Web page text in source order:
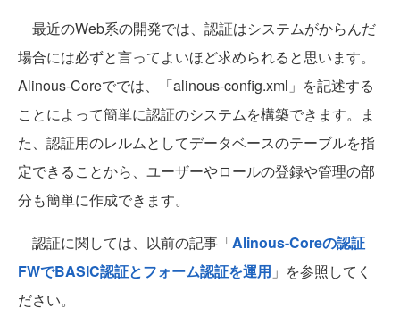
最近のWeb系の開発では、認証はシステムがからんだ
場合には必ずと言ってよいほど求められると思います。
Alinous-Coreででは、「alinous-config.xml」を記述する
ことによって簡単に認証のシステムを構築できます。ま
た、認証用のレルムとしてデータベースのテーブルを指
定できることから、ユーザーやロールの登録や管理の部
分も簡単に作成できます。
認証に関しては、以前の記事「Alinous-Coreの認証
FWでBASIC認証とフォーム認証を運用 」を参照してく
ださい。